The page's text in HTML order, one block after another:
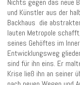
Nichts gegen das neue
und Künstler aus der
Backhaus die
lauten Metropole
seines Gehöftes im
Entwicklungsweg
sind für ihn eins. Er
Krise ließ ihn an seiner